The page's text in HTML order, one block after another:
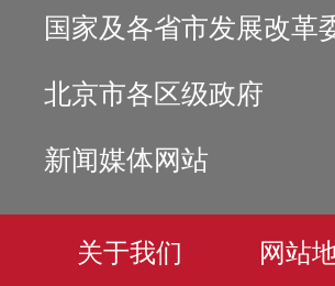
国家及各省市发展改革
北京市各区级政府
新闻媒体网站
关于我们 网站